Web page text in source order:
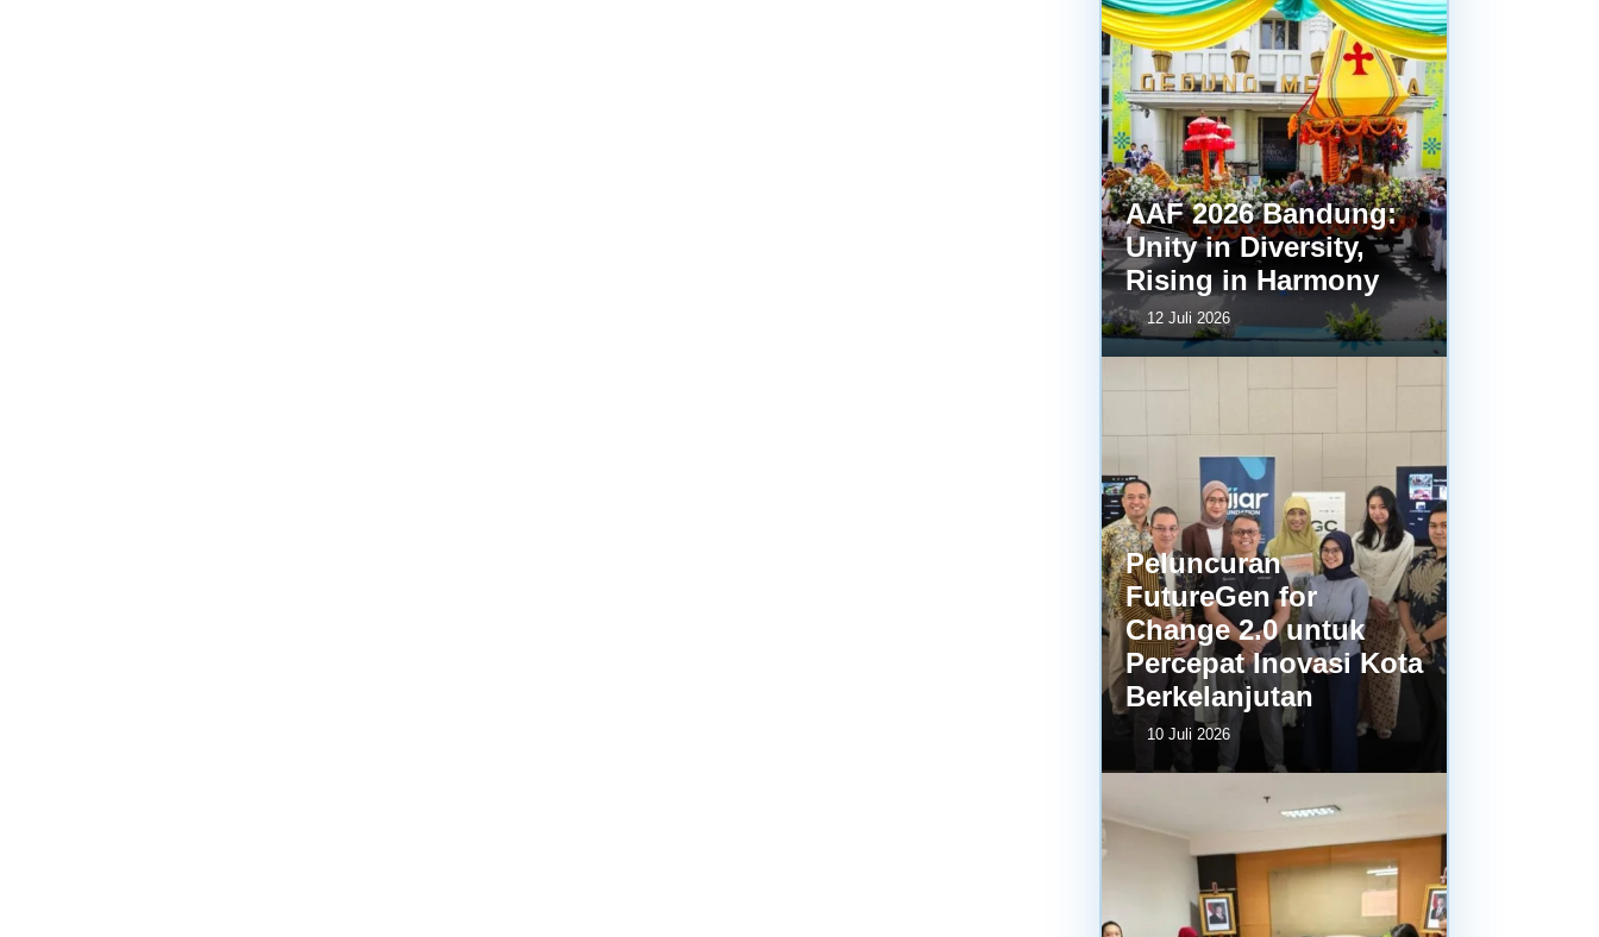
AAF 2026 Bandung:
Unity in Diversity,
Rising in Harmony
12 Juli 2026
Peluncuran
FutureGen for
Change 2.0 untuk
Percepat Inovasi Kota
Berkelanjutan
10 Juli 2026